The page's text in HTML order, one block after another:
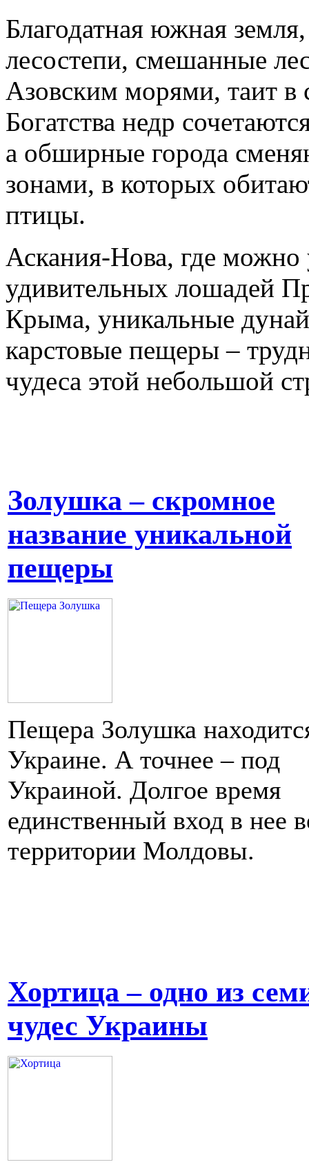
Благодатная южная
лесостепи, смешанные
Азовским морями, таит в
Богатства недр
а обширные города
зонами, в которых
птицы.
Аскания-Нова, где можно
удивительных лошадей
Крыма, уникальные
карстовые пещеры –
чудеса этой небольшой
Золушка – скромное
название уникальной
пещеры
Пещера Золушка
Украине. А точнее – под
Украиной. Долгое время
единственный вход в нее
территории Молдовы.
Хортица – одно из
чудес Украины